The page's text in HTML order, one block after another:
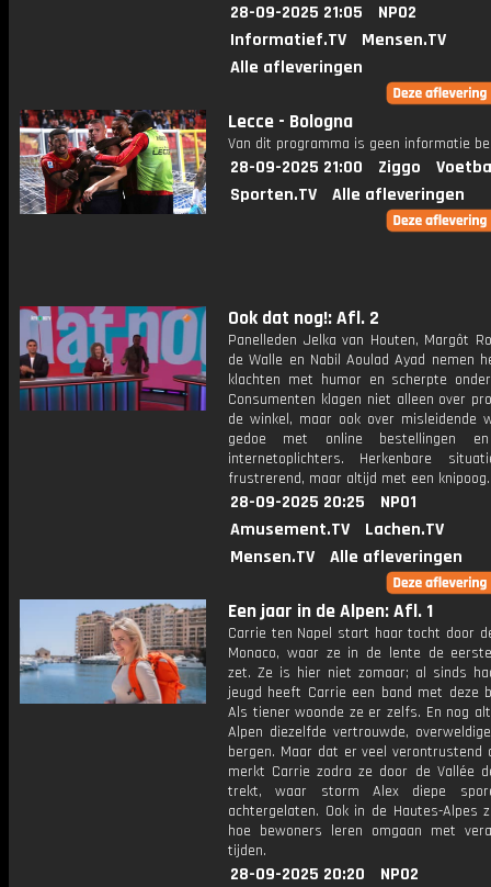
28-09-2025 21:05
NPO2
Informatief.TV
Mensen.TV
Alle afleveringen
Lecce - Bologna
Van dit programma is geen informatie
28-09-2025 21:00 Ziggo
Sporten.TV
Alle afleveringen
Ook dat nog!: Afl. 2
Panelleden Jelka van Houten, Margôt
de Walle en Nabil Aoulad Ayad nemen
klachten met humor en scherpte
Consumenten klagen niet alleen over
de winkel, maar ook over misleidende
gedoe met online bestellingen
internetoplichters. Herkenbare
frustrerend, maar altijd met een knipoog.
28-09-2025 20:25
NPO1
Amusement.TV
Lachen.TV
Mensen.TV
Alle afleveringen
Een jaar in de Alpen: Afl. 1
Carrie ten Napel start haar tocht door
Monaco, waar ze in de lente de
zet. Ze is hier niet zomaar; al sinds
jeugd heeft Carrie een band met deze
Als tiener woonde ze er zelfs. En nog
Alpen diezelfde vertrouwde,
bergen. Maar dat er veel verontrustend
merkt Carrie zodra ze door de Vallée
trekt, waar storm Alex diepe
achtergelaten. Ook in de Hautes-Alpes
hoe bewoners leren omgaan met
tijden.
28-09-2025 20:20
NPO2